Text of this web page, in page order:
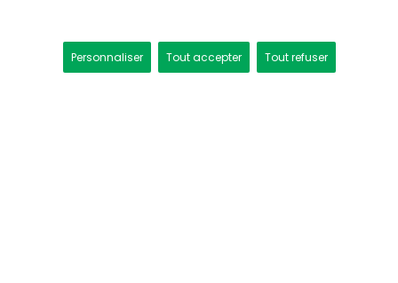
Personnaliser Tout accepter Tout refuser